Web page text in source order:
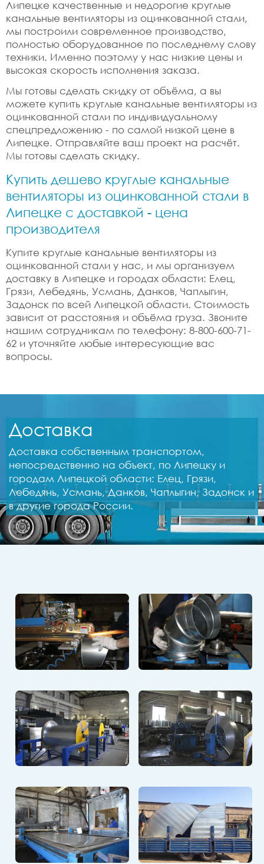
Липецке качественные и недорогие круглые
канальные вентиляторы из оцинкованной стали,
мы построили современное производство,
полностью оборудованное по последнему слову
техники. Именно поэтому у нас низкие цены и
высокая скорость исполнения заказа.
Мы готовы сделать скидку от объёма, а вы
можете купить круглые канальные вентиляторы из
оцинкованной стали по индивидуальному
спецпредложению - по самой низкой цене в
Липецке. Отправляйте ваш проект на расчёт.
Мы готовы сделать скидку.
Купить дешево круглые канальные
вентиляторы из оцинкованной стали в
Липецке с доставкой - цена
производителя
Купите круглые канальные вентиляторы из
оцинкованной стали у нас, и мы организуем
доставку в Липецке и городах области: Елец,
Грязи, Лебедянь, Усмань, Данков, Чаплыгин,
Задонск по всей Липецкой области. Стоимость
зависит от расстояния и объёма груза. Звоните
нашим сотрудникам по телефону: 8-800-600-71-
62 и уточняйте любые интересующие вас
вопросы.
Доставка
Доставка собственным транспортом,
непосредственно на объект, по Липецку и
городам Липецкой области: Елец, Грязи,
Лебедянь, Усмань, Данков, Чаплыгин, Задонск и
в другие города России.